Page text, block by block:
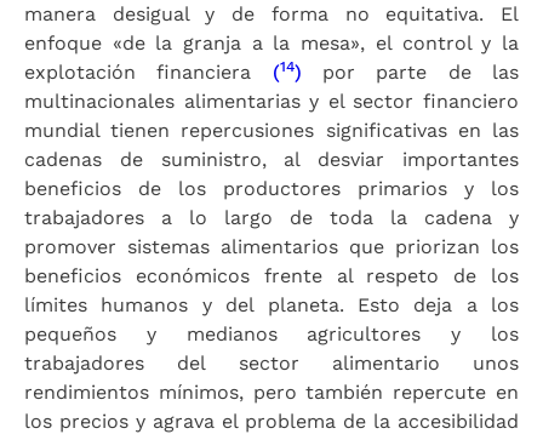
manera desigual y de forma no equitativa. El
enfoque «de la granja a la mesa», el control y la
explotación financiera (14) por parte de las
multinacionales alimentarias y el sector financiero
mundial tienen repercusiones significativas en las
cadenas de suministro, al desviar importantes
beneficios de los productores primarios y los
trabajadores a lo largo de toda la cadena y
promover sistemas alimentarios que priorizan los
beneficios económicos frente al respeto de los
límites humanos y del planeta. Esto deja a los
pequeños y medianos agricultores y los
trabajadores del sector alimentario unos
rendimientos mínimos, pero también repercute en
los precios y agrava el problema de la accesibilidad